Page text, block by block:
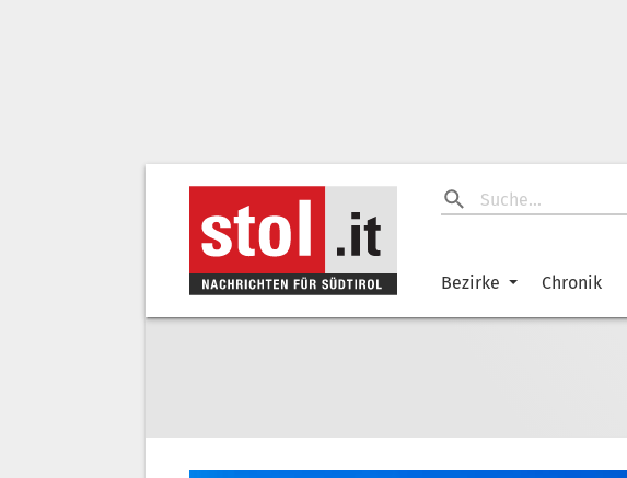
Bezirke Chronik